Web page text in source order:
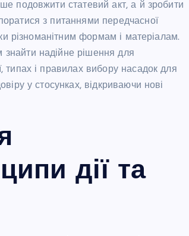
подовжити статевий акт, а й зробити
з питаннями передчасної
різноманітним формам і матеріалам.
знайти надійне рішення для
типах і правилах вибору насадок для
у стосунках, відкриваючи нові
дії та